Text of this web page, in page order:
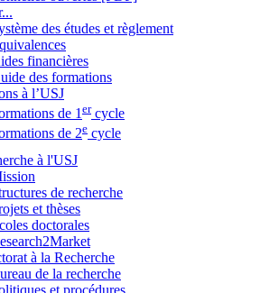
des études et règlement
financières
des formations
à l’USJ
de 1 ercycle
de 2e cycle
à l'USJ
de recherche
et thèses
doctorales
à la Recherche
de la recherche
et procédures